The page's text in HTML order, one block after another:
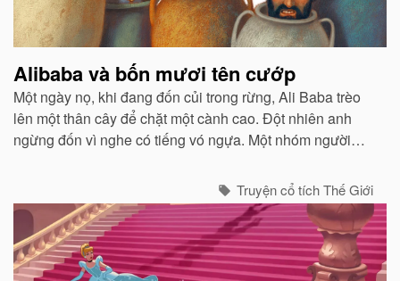
Alibaba và bốn mươi tên cướp
Một ngày nọ, khi đang đốn củi trong rừng, Ali Baba trèo
lên một thân cây để chặt một cành cao. Đột nhiên anh
ngừng đốn vì nghe có tiếng vó ngựa. Một nhóm người
Truyện cổ tích Thế Giới